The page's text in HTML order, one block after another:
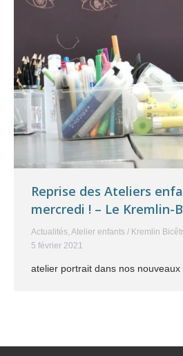
Reprise des Ateliers
mercredi ! – Le Kremlin-
Actualités, Atelier enfants / Kremlin
5 février 2021
atelier portrait dans nos nouveaux